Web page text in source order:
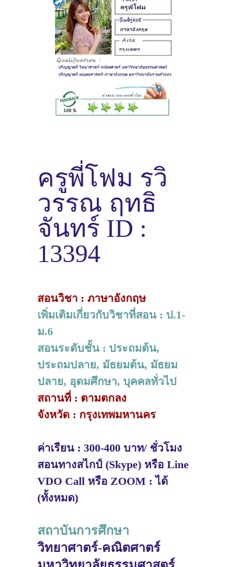
ครูพี่โฟม รวิ
วรรณ ฤทธิ
จันทร์ ID :
13394
สอนวิชา : ภาษาอังกฤษ
เพิ่มเติมเกี่ยวกับวิชาที่สอน : ป.1-
ม.6
สอนระดับชั้น : ประถมต้น,
ประถมปลาย, มัธยมต้น, มัธยม
ปลาย, อุดมศึกษา, บุคคลทั่วไป
สถานที่ : ตามตกลง
จังหวัด : กรุงเทพมหานคร
ค่าเรียน : 300-400 บาท/ ชั่วโมง
สอนทางสไกป์ (Skype) หรือ Line
VDO Call หรือ ZOOM : ได้
(ทั้งหมด)
สถาบันการศึกษา
วิทยาศาตร์-คณิตศาตร์